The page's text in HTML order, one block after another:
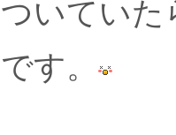
ついていた
です。